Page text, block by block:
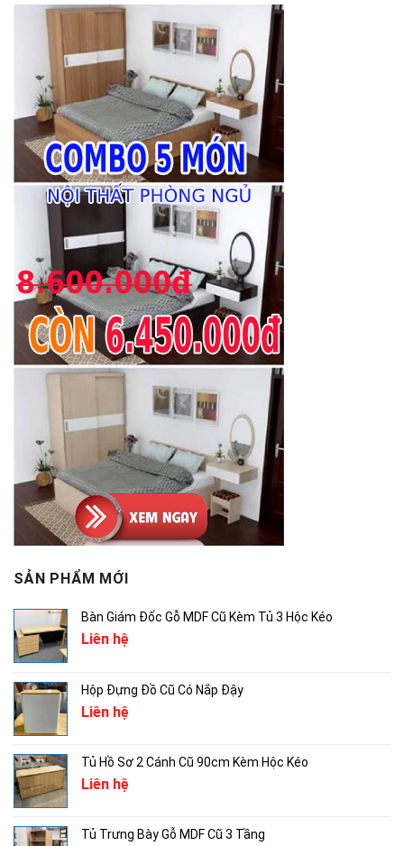
SẢN PHẨM MỚI
Bàn Giám Đốc Gỗ MDF Cũ Kèm Tủ 3 Hộc Kéo
Liên hệ
Hộp Đựng Đồ Cũ Có Nắp Đậy
Liên hệ
Tủ Hồ Sơ 2 Cánh Cũ 90cm Kèm Hộc Kéo
Liên hệ
Tủ Trưng Bày Gỗ MDF Cũ 3 Tầng